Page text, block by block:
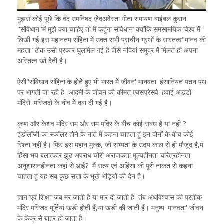
मुझसे कोई पूछे कि वेद उपनिषद ज़ेदअवेस्ता गीता रामायण बाईबल कुरान
"संविधान"में मुझे क्या चाहिए तो मैं कहूंगा संविधान"क्योंकि समसामयिक विश्व में
लिखी गई इस महानतम संहिता में उक्त सभी प्राचीन ग्रंथों के सारतत्व"मानव की
महत्ता'"ठीक उसी प्रकार घुलमिल गई है जैसे नदियां समुद्र में मिलते ही अपना
अस्तित्व खो देती है।
ऐसी"संविधान संहिता'के होते हुए भी भारत में जीवन' मानवता' इंसानियत पतन पथ
पर भागती जा रही है।आदमी के जीवन की कीमत एक्सप्रेसवे' हवाई अड्डों'
मंदिरों' मस्जिदों के नीव में दबा दी गई है।
कृष्ण और केशव मंदिर राम और राम मंदिर के बीच कोई संबंध है या नहीं ?
इंडोलॉजी का स्कॉलर होने के नाते मैं कहना चाहता हूं इन दोनों के बीच कोई
रिश्ता नहीं है। फिर इस महान मुल्क, जो सभ्यता के उदय काल से ही मौजूद है,में
हिंसा भय बलात्कार झूठ अपराध चोरी अराजकता मूल्यहीनता चरित्रहीनता
अनुशासनहीनता कहां से आई? मैं सत्य एवं अहिंसा की पूरी ताकत से कहना
चाहता हूं यह सब कुछ सत्ता के भूखे भेड़ियों की देन है।
ज्ञान"एवं शिक्षा"जब मर जाती है या मार दी जाती है तंब अंधविश्वास की प्रतीक
मंदिर मस्जिद मूर्तियां खड़ी होती हैं,या खड़ी की जाती हैं। मनुष्य' मानवता' जीवन
के केंद्र से बाहर हो जाता है।